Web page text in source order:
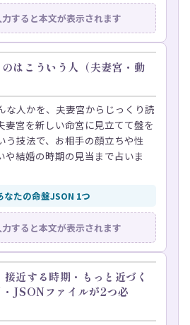
すると本文が表示されます
はこういう人（夫妻宮・動
な人かを、夫妻宮からじっくり読
妻宮を新しい命宮に見立てて盤を
う技法で、お相手の顔立ちや性
や結婚の時期の見当まで占いま
たの命盤JSON 1つ
すると本文が表示されます
近する時期・もっと近づく
JSONファイルが2つ必